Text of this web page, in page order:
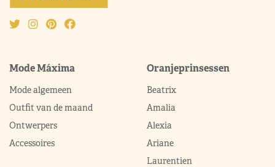
Mode Máxima
Mode algemeen
Outfit van de maand
Ontwerpers
Accessoires
Oranjeprinsessen
Beatrix
Amalia
Alexia
Ariane
Laurentien